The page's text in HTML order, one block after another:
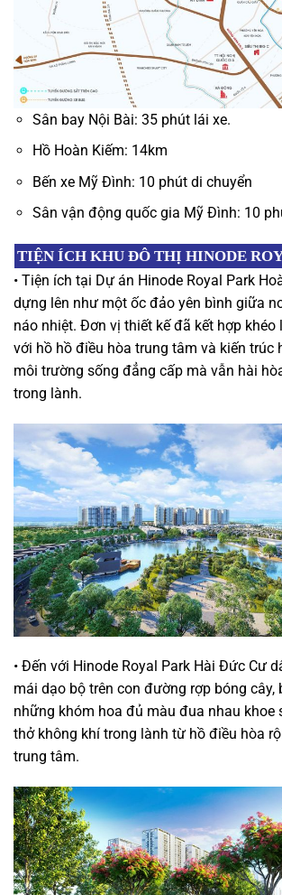
Sân bay Nội Bài: 35 phút lái xe.
Hồ Hoàn Kiếm: 14km
Bến xe Mỹ Đình: 10 phút di chuyển
Sân vận động quốc gia Mỹ Đình: 10
TIỆN ÍCH KHU ĐÔ THỊ HINODE
• Tiện ích tại Dự án Hinode Royal Park
dựng lên như một ốc đảo yên bình giữa
náo nhiệt. Đơn vị thiết kế đã kết hợp khéo
với hồ hồ điều hòa trung tâm và kiến trúc
môi trường sống đẳng cấp mà vẫn hài
trong lành.
• Đến với Hinode Royal Park Hài Đức Cư
mái dạo bộ trên con đường rợp bóng cây,
những khóm hoa đủ màu đua nhau khoe
thở không khí trong lành từ hồ điều hòa
trung tâm.